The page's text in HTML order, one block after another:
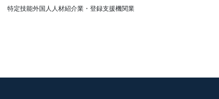
特定技能外国人人材紹介業・登録支援機関業